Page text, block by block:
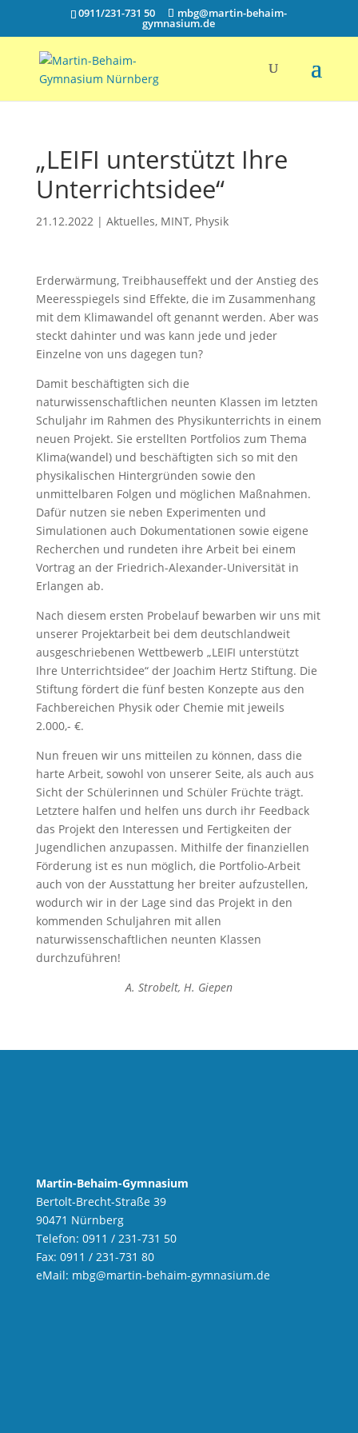
0911/231-731 50 mbg@martin-behaim-
gymnasium.de
„LEIFI unterstützt Ihre
Unterrichtsidee“
21.12.2022| Aktuelles, MINT, Physik
Erderwärmung, Treibhauseffekt und der Anstieg des
Meeresspiegels sind Effekte, die im Zusammenhang
mit dem Klimawandel oft genannt werden. Aber was
steckt dahinter und was kann jede und jeder
Einzelne von uns dagegen tun?
Damit beschäftigten sich die
naturwissenschaftlichen neunten Klassen im letzten
Schuljahr im Rahmen des Physikunterrichts in einem
neuen Projekt. Sie erstellten Portfolios zum Thema
Klima(wandel) und beschäftigten sich so mit den
physikalischen Hintergründen sowie den
unmittelbaren Folgen und möglichen Maßnahmen.
Dafür nutzen sie neben Experimenten und
Simulationen auch Dokumentationen sowie eigene
Recherchen und rundeten ihre Arbeit bei einem
Vortrag an der Friedrich-Alexander-Universität in
Erlangen ab.
Nach diesem ersten Probelauf bewarben wir uns mit
unserer Projektarbeit bei dem deutschlandweit
ausgeschriebenen Wettbewerb „LEIFI unterstützt
Ihre Unterrichtsidee“ der Joachim Hertz Stiftung. Die
Stiftung fördert die fünf besten Konzepte aus den
Fachbereichen Physik oder Chemie mit jeweils
2.000,- €.
Nun freuen wir uns mitteilen zu können, dass die
harte Arbeit, sowohl von unserer Seite, als auch aus
Sicht der Schülerinnen und Schüler Früchte trägt.
Letztere halfen und helfen uns durch ihr Feedback
das Projekt den Interessen und Fertigkeiten der
Jugendlichen anzupassen. Mithilfe der finanziellen
Förderung ist es nun möglich, die Portfolio-Arbeit
auch von der Ausstattung her breiter aufzustellen,
wodurch wir in der Lage sind das Projekt in den
kommenden Schuljahren mit allen
naturwissenschaftlichen neunten Klassen
durchzuführen!
A. Strobelt, H. Giepen
Martin-Behaim-Gymnasium
Bertolt-Brecht-Straße 39
90471 Nürnberg
Telefon: 0911 / 231-731 50
Fax: 0911 / 231-731 80
eMail: mbg@martin-behaim-gymnasium.de